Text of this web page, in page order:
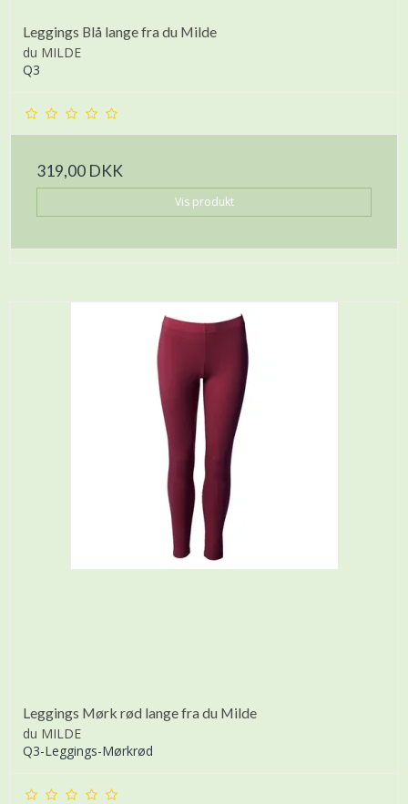
Leggings Blå lange fra du Milde
du MILDE
Q3
319,00 DKK
Vis produkt
Leggings Mørk rød lange fra du Milde
du MILDE
Q3-Leggings-Mørkrød